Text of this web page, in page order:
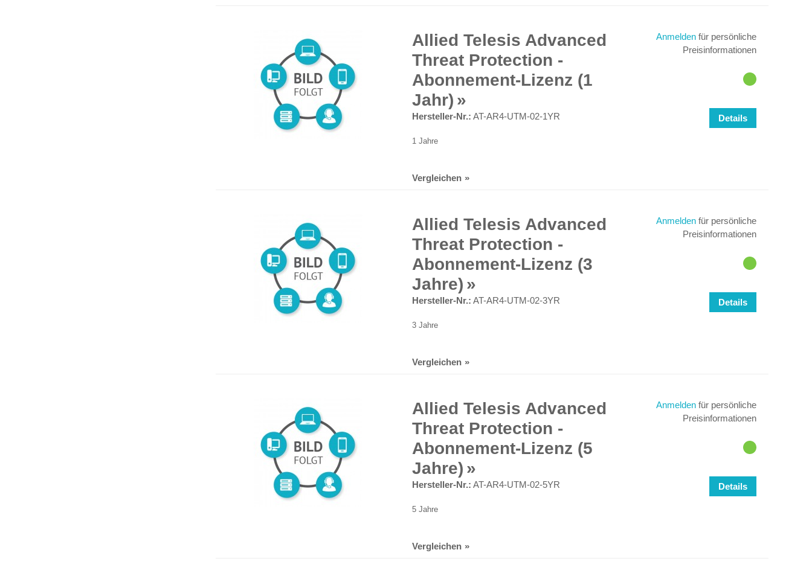
Allied Telesis Advanced
Threat Protection -
Abonnement-Lizenz (1
Jahr)
Hersteller-Nr.: AT-AR4-UTM-02-1YR
Anmelden für persönliche
Preisinformationen
Details
1 Jahre
Vergleichen
Allied Telesis Advanced
Threat Protection -
Abonnement-Lizenz (3
Jahre)
Hersteller-Nr.: AT-AR4-UTM-02-3YR
Anmelden für persönliche
Preisinformationen
Details
3 Jahre
Vergleichen
Allied Telesis Advanced
Threat Protection -
Abonnement-Lizenz (5
Jahre)
Hersteller-Nr.: AT-AR4-UTM-02-5YR
Anmelden für persönliche
Preisinformationen
Details
5 Jahre
Vergleichen